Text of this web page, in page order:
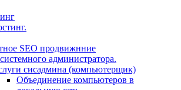
SEO продвижнние
администратора.
сисадмина (компьютерщик)
Объединение компьютеров в